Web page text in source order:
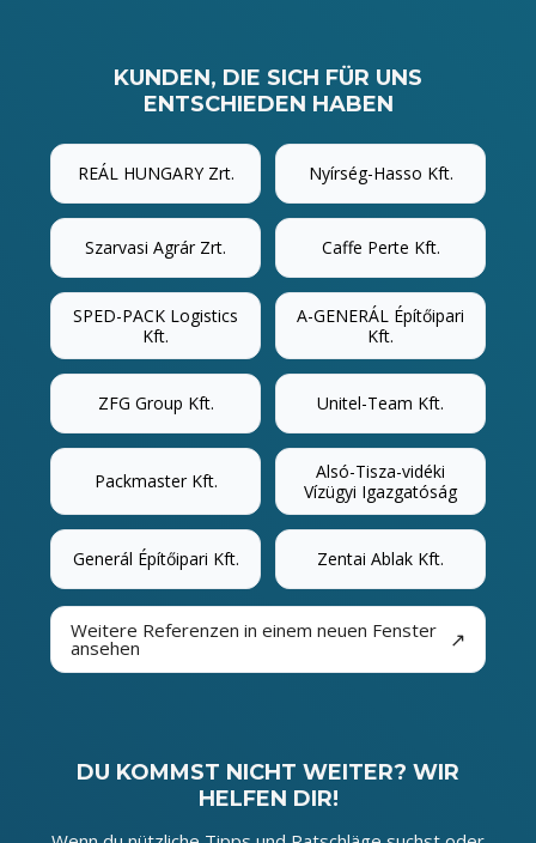
KUNDEN, DIE SICH FÜR UNS
ENTSCHIEDEN HABEN
REÁL HUNGARY Zrt. Nyírség-Hasso Kft.
Szarvasi Agrár Zrt. Caffe Perte Kft.
SPED-PACK Logistics
Kft.
A-GENERÁL Építőipari
Kft.
ZFG Group Kft. Unitel-Team Kft.
Packmaster Kft.
Alsó-Tisza-vidéki
Vízügyi Igazgatóság
Generál Építőipari Kft. Zentai Ablak Kft.
Weitere Referenzen in einem neuen Fenster
ansehen ↗
DU KOMMST NICHT WEITER? WIR
HELFEN DIR!